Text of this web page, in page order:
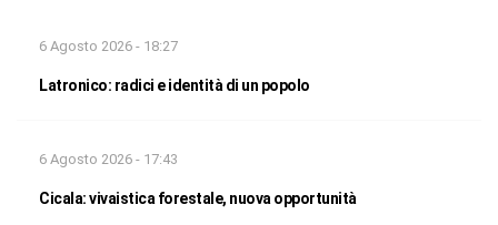
6 Agosto 2026 - 18:27
Latronico: radici e identità di un popolo
6 Agosto 2026 - 17:43
Cicala: vivaistica forestale, nuova opportunità